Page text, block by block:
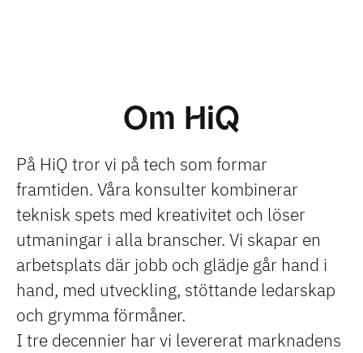
Om HiQ
På HiQ tror vi på tech som formar
framtiden. Våra konsulter kombinerar
teknisk spets med kreativitet och löser
utmaningar i alla branscher. Vi skapar en
arbetsplats där jobb och glädje går hand i
hand, med utveckling, stöttande ledarskap
och grymma förmåner.
I tre decennier har vi levererat marknadens